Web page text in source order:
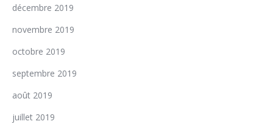
décembre 2019
novembre 2019
octobre 2019
septembre 2019
août 2019
juillet 2019